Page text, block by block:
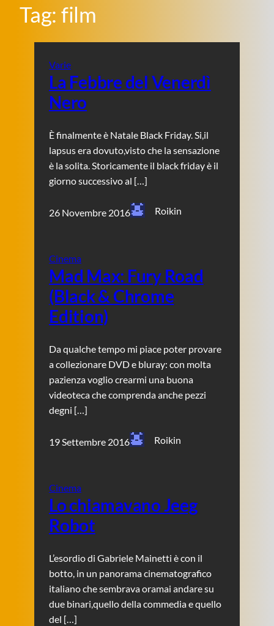
Tag: film
Varie
La Febbre del Venerdì
Nero
È finalmente è Natale Black Friday. Si,il
lapsus era dovuto,visto che la sensazione
è la solita. Storicamente il black friday è il
giorno successivo al […]
26 Novembre 2016 Roikin
Cinema
Mad Max: Fury Road
(Black & Chrome
Edition)
Da qualche tempo mi piace poter provare
a collezionare DVD e bluray: con molta
pazienza voglio crearmi una buona
videoteca che comprenda anche pezzi
degni […]
19 Settembre 2016 Roikin
Cinema
Lo chiamavano Jeeg
Robot
L’esordio di Gabriele Mainetti è con il
botto, in un panorama cinematografico
italiano che sembrava oramai andare su
due binari,quello della commedia e quello
del […]